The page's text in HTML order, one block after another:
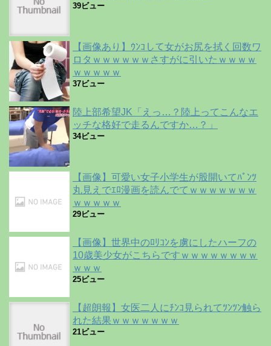
39ビュー
【画像あり】ｳﾝｺして女がお尻を拭く回数ワ
ロタｗｗｗｗｗｗさすがに引いたｗｗｗｗ
ｗｗｗｗｗ
37ビュー
陸上部希望JK「えっ…？陸上ってこんなエ
ッチな格好で走るんですか…？」
34ビュー
【画像】可愛い女子小学生が股開いてﾊﾟﾝﾂ
丸見えでｴﾛ漫画を読んでてｗｗｗｗｗｗｗ
ｗｗｗｗｗ
29ビュー
【画像】世界中のﾛﾘｺﾝを虜にしたハーフの
10歳美少女がこちらですｗｗｗｗｗｗｗｗ
ｗｗｗ
25ビュー
【超朗報】女医二人にﾁﾝｺ見られてﾂﾝﾂﾝ触ら
れた結果ｗｗｗｗｗｗｗ
21ビュー